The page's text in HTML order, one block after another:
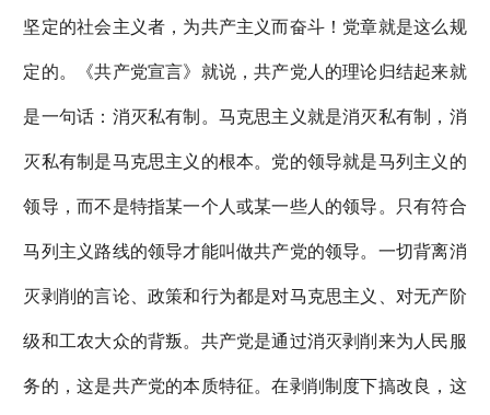
坚定的社会主义者，为共产主义而奋斗！党章就是这么规
定的。《共产党宣言》就说，共产党人的理论归结起来就
是一句话：消灭私有制。马克思主义就是消灭私有制，消
灭私有制是马克思主义的根本。党的领导就是马列主义的
领导，而不是特指某一个人或某一些人的领导。只有符合
马列主义路线的领导才能叫做共产党的领导。一切背离消
灭剥削的言论、政策和行为都是对马克思主义、对无产阶
级和工农大众的背叛。共产党是通过消灭剥削来为人民服
务的，这是共产党的本质特征。在剥削制度下搞改良，这